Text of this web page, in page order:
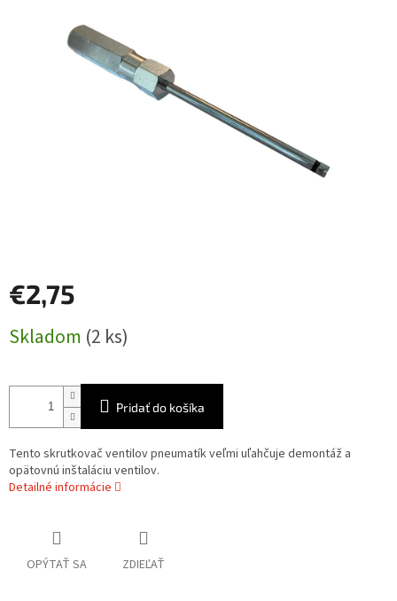
hviezdičiek.
€2,75
cena:
Skladom (2 ks)
Pridať do košíka
Tento skrutkovač ventilov pneumatík veľmi uľahčuje demontáž a
opätovnú inštaláciu ventilov.
Detailné informácie
OPÝTAŤ SA ZDIEĽAŤ